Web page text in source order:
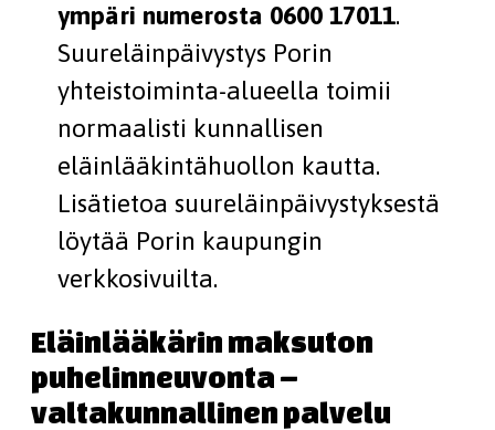
ympäri numerosta 0600 17011.
Suureläinpäivystys Porin
yhteistoiminta-alueella toimii
normaalisti kunnallisen
eläinlääkintähuollon kautta.
Lisätietoa suureläinpäivystyksestä
löytää Porin kaupungin
verkkosivuilta.
Eläinlääkärin maksuton
puhelinneuvonta –
valtakunnallinen palvelu